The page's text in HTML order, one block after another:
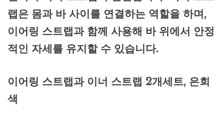
랩은 몸과 바 사이를 연결하는 역할을 하며,
이어링 스트랩과 함께 사용해 바 위에서 안정
적인 자세를 유지할 수 있습니다.
이어링 스트랩과 이너 스트랩 2개세트, 은회
색